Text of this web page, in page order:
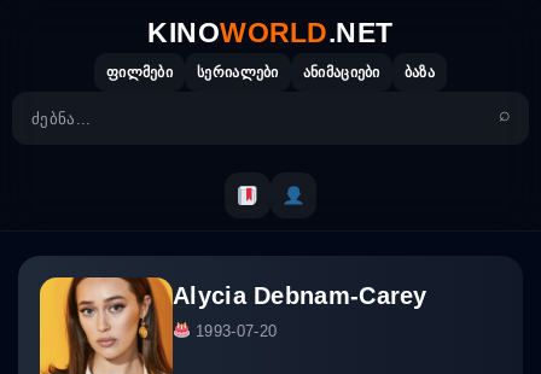
KINOWORLD.NET
ფილმები სერიალები ანიმაციები ბაზა
Alycia Debnam-Carey
1993-07-20